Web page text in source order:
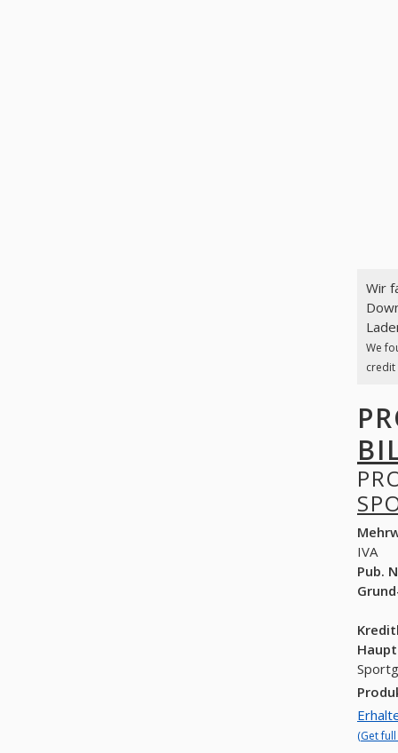
Wir
We
credit
IVA
Pub.
(Get